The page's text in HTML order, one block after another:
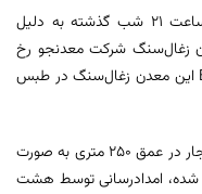
به گزارش ایرنا، حادثه انفجار معدن طبس ساعت ۲۱ شب گذشته به دلیل
زغال‌سنگ شرکت معدنجو رخ
داد که در زمان حادثه ۶۹ کارگر در بلوک C و B این معدن زغال‌سنگ در طبس
با توجه به غلظت گاز در تونل‌ها که موجب انفجار در عمق ۲۵۰ متری به صورت
معدن شده، امدادرسانی توسط هشت